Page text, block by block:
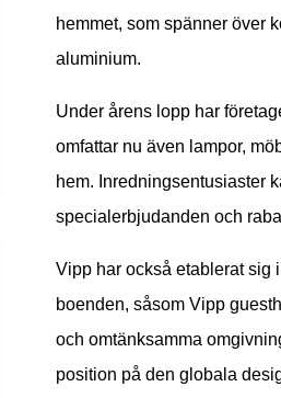
hemmet, som spänner över
aluminium.
Under årens lopp har
omfattar nu även lampor,
hem. Inredningsentusiaster
specialerbjudanden och
Vipp har också etablerat sig
boenden, såsom Vipp
och omtänksamma
position på den globala